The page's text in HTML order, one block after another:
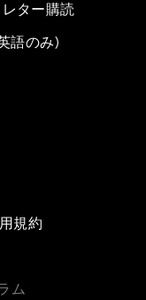
ター購読
語のみ)
規約
ム